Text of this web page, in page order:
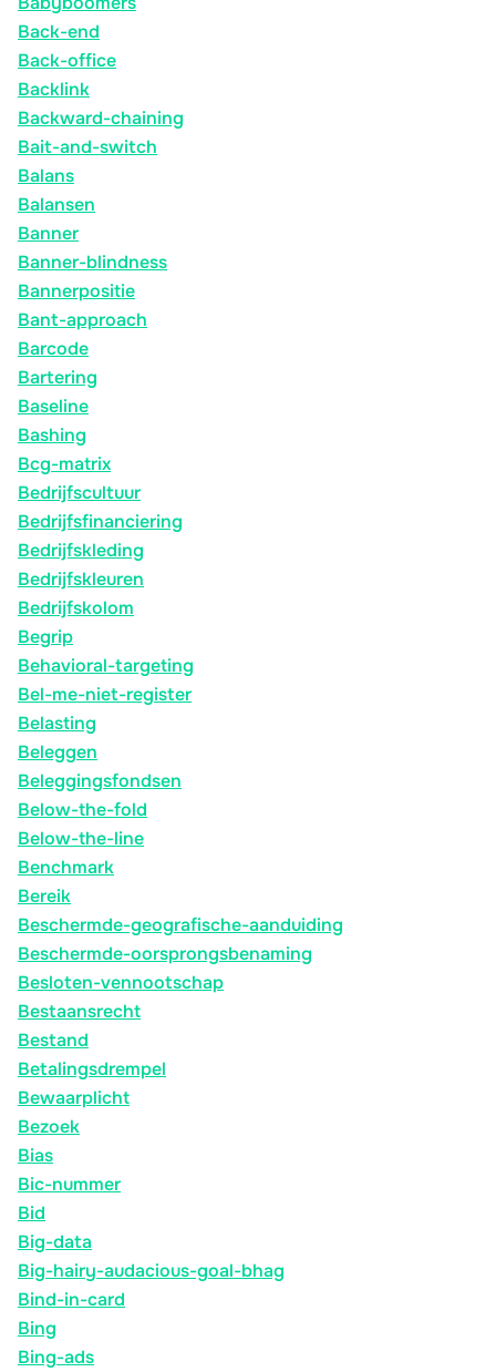
Back-end
Back-office
Backlink
Backward-chaining
Bait-and-switch
Balans
Balansen
Banner
Banner-blindness
Bannerpositie
Bant-approach
Barcode
Bartering
Baseline
Bashing
Bcg-matrix
Bedrijfscultuur
Bedrijfsfinanciering
Bedrijfskleding
Bedrijfskleuren
Bedrijfskolom
Begrip
Behavioral-targeting
Bel-me-niet-register
Belasting
Beleggen
Beleggingsfondsen
Below-the-fold
Below-the-line
Benchmark
Bereik
Beschermde-geografische-aanduiding
Beschermde-oorsprongsbenaming
Besloten-vennootschap
Bestaansrecht
Bestand
Betalingsdrempel
Bewaarplicht
Bezoek
Bias
Bic-nummer
Bid
Big-data
Big-hairy-audacious-goal-bhag
Bind-in-card
Bing
Bing-ads